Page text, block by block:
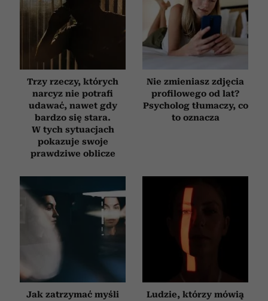
Trzy rzeczy, których
narcyz nie potrafi
udawać, nawet gdy
bardzo się stara.
W tych sytuacjach
pokazuje swoje
prawdziwe oblicze
Nie zmieniasz zdjęcia
profilowego od lat?
Psycholog tłumaczy, co
to oznacza
Jak zatrzymać myśli
Ludzie, którzy mówią